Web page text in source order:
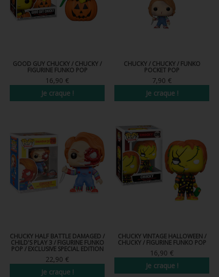
GOOD GUY CHUCKY / CHUCKY /
FIGURINE FUNKO POP
16,90 €
Je craque !
CHUCKY / CHUCKY / FUNKO
POCKET POP
7,90 €
Je craque !
CHUCKY HALF BATTLE DAMAGED /
CHILD'S PLAY 3 / FIGURINE FUNKO
POP / EXCLUSIVE SPECIAL EDITION
22,90 €
Je craque !
CHUCKY VINTAGE HALLOWEEN /
CHUCKY / FIGURINE FUNKO POP
16,90 €
Je craque !